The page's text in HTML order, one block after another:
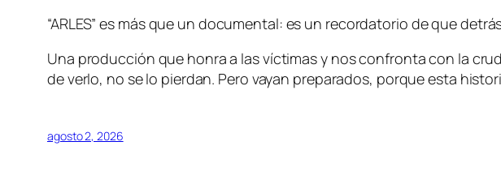
“ARLES” es más que un documental: es un recordatorio de que
Una producción que honra a las víctimas y nos confronta con la
de verlo, no se lo pierdan. Pero vayan preparados, porque esta
agosto 2, 2026